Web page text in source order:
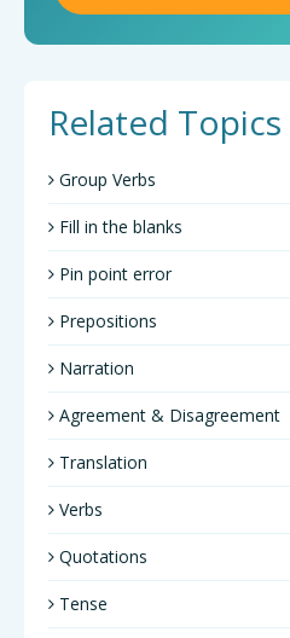
Related Topics
Group Verbs
Fill in the blanks
Pin point error
Prepositions
Narration
Agreement & Disagreement
Translation
Verbs
Quotations
Tense